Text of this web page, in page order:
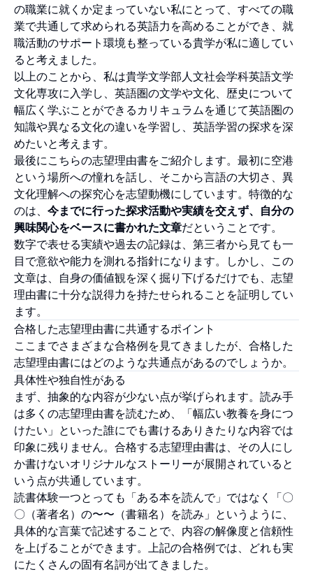
の職業に就くか定まっていない私にとって、すべての職
業で共通して求められる英語力を高めることができ、就
職活動のサポート環境も整っている貴学が私に適してい
ると考えました。
以上のことから、私は貴学文学部人文社会学科英語文学
文化専攻に入学し、英語圏の文学や文化、歴史について
幅広く学ぶことができるカリキュラムを通じて英語圏の
知識や異なる文化の違いを学習し、英語学習の探求を深
めたいと考えます。
最後にこちらの志望理由書をご紹介します。最初に空港
という場所への憧れを話し、そこから言語の大切さ、異
文化理解への探究心を志望動機にしています。特徴的な
のは、 今までに行った探求活動や実績を交えず、自分の
興味関心をベースに書かれた文章だということです。
数字で表せる実績や過去の記録は、第三者から見ても一
目で意欲や能力を測れる指針になります。しかし、この
文章は、自身の価値観を深く掘り下げるだけでも、志望
理由書に十分な説得力を持たせられることを証明してい
ます。
合格した志望理由書に共通するポイント
ここまでさまざまな合格例を見てきましたが、合格した
志望理由書にはどのような共通点があるのでしょうか。
具体性や独自性がある
まず、抽象的な内容が少ない点が挙げられます。読み手
は多くの志望理由書を読むため、「幅広い教養を身につ
けたい」といった誰にでも書けるありきたりな内容では
印象に残りません。合格する志望理由書は、その人にし
か書けないオリジナルなストーリーが展開されていると
いう点が共通しています。
読書体験一つとっても「ある本を読んで」ではなく「〇
〇（著者名）の〜〜（書籍名）を読み」というように、
具体的な言葉で記述することで、内容の解像度と信頼性
を上げることができます。上記の合格例では、どれも実
にたくさんの固有名詞が出てきました。